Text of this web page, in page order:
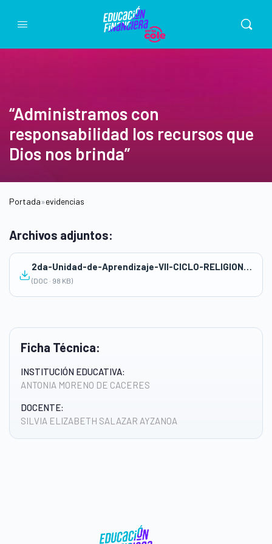
“Administramos con
responsabilidad los recursos que
Dios nos brinda”
Portada»evidencias
Ficha Técnica:
INSTITUCIÓN EDUCATIVA:
ANTONIA MORENO DE CACERES
DOCENTE:
SILVIA ELIZABETH SALAZAR AYZANOA
Archivos adjuntos:
2da-Unidad-de-Aprendizaje-VII-CICLO-RELIGION-ED-FINANCIERA
(DOC · 98 KB)